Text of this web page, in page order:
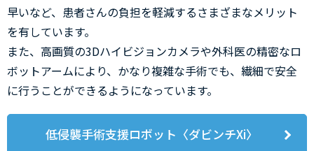
早いなど、患者さんの負担を軽減するさまざまなメリット
を有しています。
また、高画質の3Dハイビジョンカメラや外科医の精密なロ
ボットアームにより、かなり複雑な手術でも、繊細で安全
に行うことができるようになっています。
低侵襲手術支援ロボット〈ダビンチXi〉